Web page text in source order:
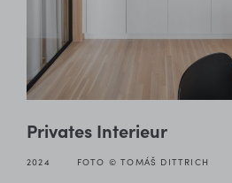
Privates Interieur
2024 FOTO © TOMÁŠ DITTRICH